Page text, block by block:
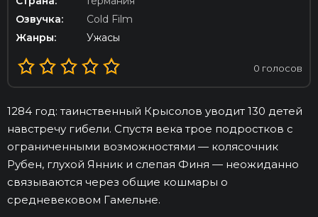
Озвучка:
Cold Film
Жанры:
Ужасы
0 голосов
1284 год: таинственный Крысолов уводит 130 детей
навстречу гибели. Спустя века трое подростков с
ограниченными возможностями — колясочник
Рубен, глухой Янник и слепая Финя — неожиданно
связываются через общие кошмары о
средневековом Гамельне.